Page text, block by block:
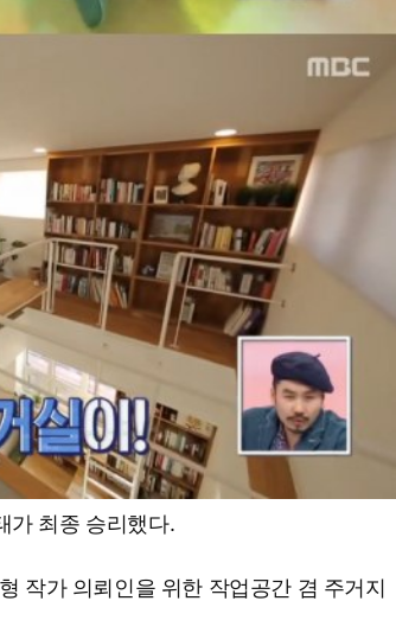
가 최종 승리했다.
작가 의뢰인을 위한 작업공간 겸 주거지